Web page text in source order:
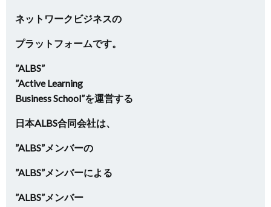
ネットワークビジネスの
プラットフォームです。
”ALBS”
”Active Learning
Business School”を運営する
日本ALBS合同会社は、
”ALBS”メンバーの
”ALBS”メンバーによる
”ALBS”メンバー